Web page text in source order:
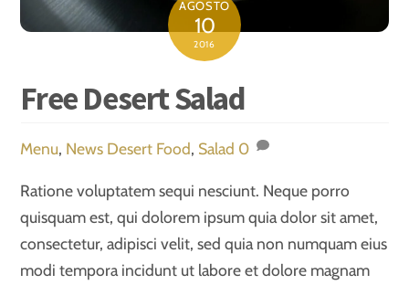
AGOSTO
10
2016
Free Desert Salad
Menu, News Desert Food, Salad 0
Ratione voluptatem sequi nesciunt. Neque porro
quisquam est, qui dolorem ipsum quia dolor sit amet,
consectetur, adipisci velit, sed quia non numquam eius
modi tempora incidunt ut labore et dolore magnam